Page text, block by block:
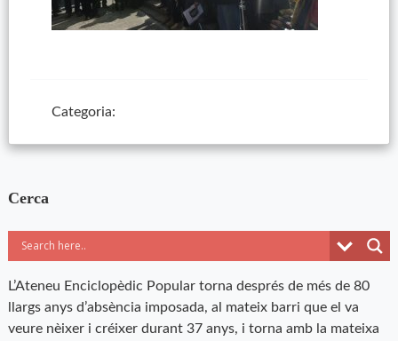
Categoria:
Cerca
L’Ateneu Enciclopèdic Popular torna després de més de 80
llargs anys d’absència imposada, al mateix barri que el va
veure nèixer i créixer durant 37 anys, i torna amb la mateixa